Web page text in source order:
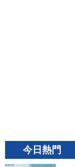
今日熱門